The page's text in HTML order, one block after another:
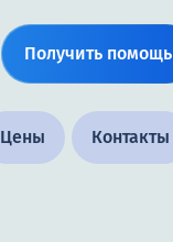
Получить помощь
Цены Контакты